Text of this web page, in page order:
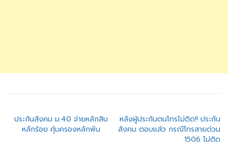
แนะแนว
เรื่อง
ประกันสังคม ม.40 จ่ายหลักสิบ
หลักร้อย คุ้มครองหลักพัน
หลังผู้ประกันตนโทรไม่ติด!! ประกัน
สังคม ตอบแล้ว กรณีโทรสายด่วน
1506 ไม่ติด